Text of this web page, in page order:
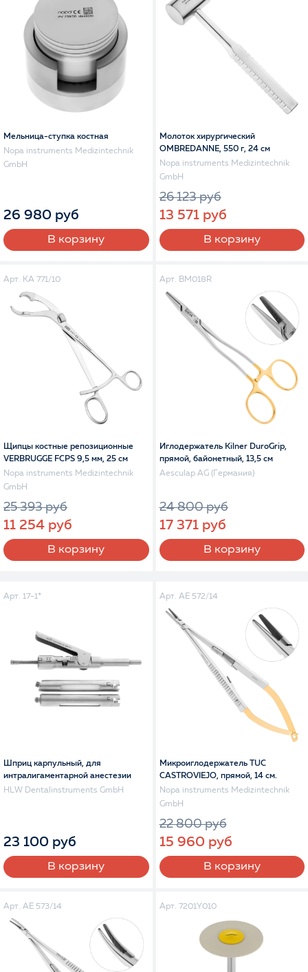
Мельница-ступка костная
Nopa instruments Medizintechnik
GmbH
26 980 руб
В корзину
Молоток хирургический
OMBREDANNE, 550 г, 24 см
Nopa instruments Medizintechnik
GmbH
26 123 руб
13 571 руб
В корзину
Арт. KA 771/10
Щипцы костные репозиционные
VERBRUGGE FCPS 9,5 мм, 25 см
Nopa instruments Medizintechnik
GmbH
25 393 руб
11 254 руб
В корзину
Арт. BM018R
Иглодержатель Kilner DuroGrip,
прямой, байонетный, 13,5 см
Aesculap AG (Германия)
24 800 руб
17 371 руб
В корзину
Арт. 17-1*
Шприц карпульный, для
интралигаментарной анестезии
HLW Dentalinstruments GmbH
23 100 руб
В корзину
Арт. AE 572/14
Микроиглодержатель TUC
CASTROVIEJO, прямой, 14 см.
Nopa instruments Medizintechnik
GmbH
22 800 руб
15 960 руб
В корзину
Арт. AE 573/14 Арт. 7201Y010